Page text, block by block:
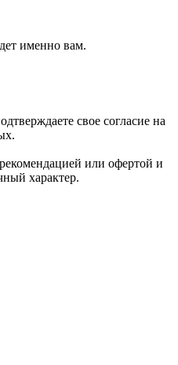
именно вам.
свое согласие на
или офертой и
характер.